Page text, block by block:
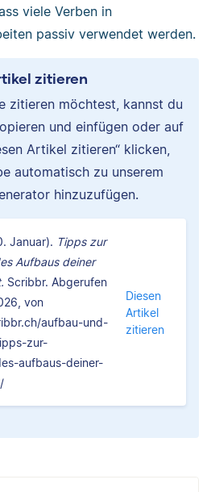
viele Verben in
passiv verwendet werden.
zitieren
zitieren möchtest, kannst du
und einfügen oder auf
Artikel zitieren“ klicken,
automatisch zu unserem
hinzuzufügen.
Januar). Tipps zur
Aufbaus deiner
Scribbr. Abgerufen
von
aufbau-und-
zur-
aufbaus-deiner-
Diesen
Artikel
zitieren